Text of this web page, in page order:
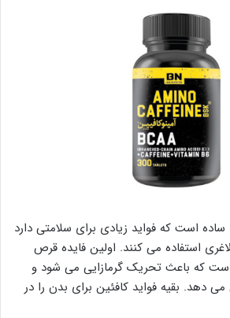
است که فواید زیادی برای سلامتی دارد
استفاده می کنند. اولین فایده قرص
که باعث تحریک گرمازایی می شود و
دهد. بقیه فواید کافئین برای بدن را در